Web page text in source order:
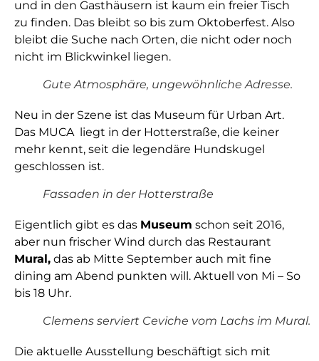
und in den Gasthäusern ist kaum ein freier Tisch
zu finden. Das bleibt so bis zum Oktoberfest. Also
bleibt die Suche nach Orten, die nicht oder noch
nicht im Blickwinkel liegen.
Gute Atmosphäre, ungewöhnliche Adresse.
Neu in der Szene ist das Museum für Urban Art.
Das MUCA liegt in der Hotterstraße, die keiner
mehr kennt, seit die legendäre Hundskugel
geschlossen ist.
Fassaden in der Hotterstraße
Eigentlich gibt es das Museum schon seit 2016,
aber nun frischer Wind durch das Restaurant
Mural, das ab Mitte September auch mit fine
dining am Abend punkten will. Aktuell von Mi – So
bis 18 Uhr.
Clemens serviert Ceviche vom Lachs im Mural.
Die aktuelle Ausstellung beschäftigt sich mit